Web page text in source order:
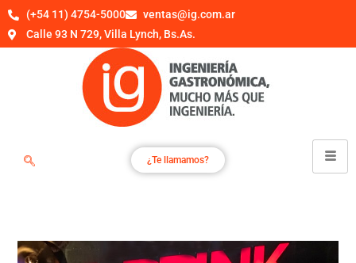
(+54 11) 4754-5000
ventas@ig.com.ar
Calle 93 N 729, Villa Lynch, Bs.As.
¿Te llamamos?